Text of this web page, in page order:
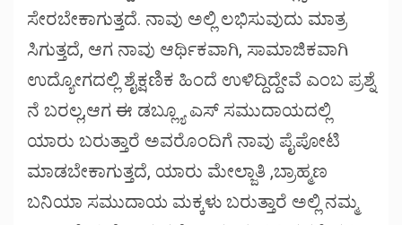
ಸೇರಬೇಕಾಗುತ್ತದೆ. ನಾವು ಅಲ್ಲಿ ಲಭಿಸುವುದು ಮಾತ್ರ
ಸಿಗುತ್ತದೆ, ಆಗ ನಾವು ಆರ್ಥಿಕವಾಗಿ, ಸಾಮಾಜಿಕವಾಗಿ
ಉದ್ಯೋಗದಲ್ಲಿ ಶೈಕ್ಷಣಿಕ ಹಿಂದೆ ಉಳಿದ್ದಿದ್ದೇವೆ ಎಂಬ ಪ್ರಶ್ನೆ
ನೆ ಬರಲ್ಲ,ಆಗ ಈ ಡಬ್ಲ್ಯೂ ಎಸ್ ಸಮುದಾಯದಲ್ಲಿ
ಯಾರು ಬರುತ್ತಾರೆ ಅವರೊಂದಿಗೆ ನಾವು ಪೈಪೋಟಿ
ಮಾಡಬೇಕಾಗುತ್ತದೆ, ಯಾರು ಮೇಲ್ಜಾತಿ ,ಬ್ರಾಹ್ಮಣ
ಬನಿಯಾ ಸಮುದಾಯ ಮಕ್ಕಳು ಬರುತ್ತಾರೆ ಅಲ್ಲಿ ನಮ್ಮ